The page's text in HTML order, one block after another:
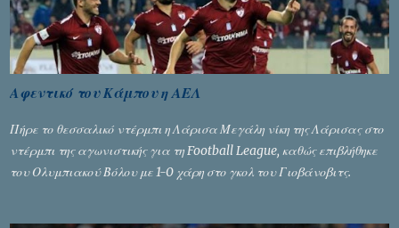
Αφεντικό του Κάμπου η ΑΕΛ
Πήρε το θεσσαλικό ντέρμπι η Λάρισα Μεγάλη νίκη της Λάρισας στο
ντέρμπι της αγωνιστικής για τη Football League, καθώς επιβλήθηκε
του Ολυμπιακού Βόλου με 1-0 χάρη στο γκολ του Γιοβάνοβιτς.